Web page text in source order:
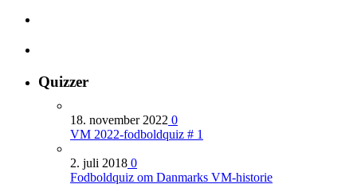
Quizzer
18. november 2022 0
VM 2022-fodboldquiz # 1
2. juli 2018 0
Fodboldquiz om Danmarks VM-historie